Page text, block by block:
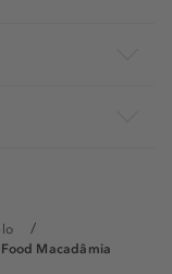
Macadâmia